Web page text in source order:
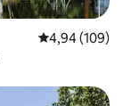
4,94 (109)